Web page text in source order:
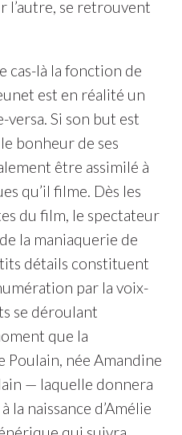
l’autre, se retrouvent
cas-là la fonction de
est en réalité un
versa. Si son but est
bonheur de ses
être assimilé à
qu’il filme. Dès les
du film, le spectateur
la maniaquerie de
détails constituent
par la voix-
se déroulant
que la
Poulain, née Amandine
— laquelle donnera
la naissance d’Amélie